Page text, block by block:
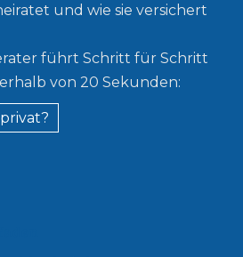
und wie sie versichert
führt Schritt für Schritt
von 20 Sekunden: